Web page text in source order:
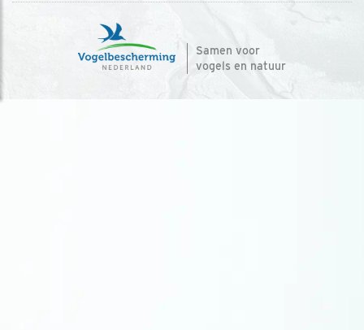
Samen voor
vogels en natuur